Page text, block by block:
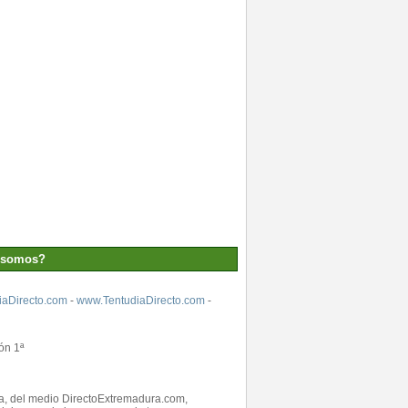
- www.TentudiaDirecto.com-
1ª
del medio DirectoExtremadura.com,